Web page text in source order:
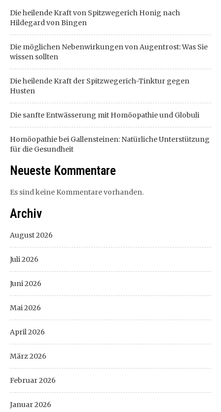
Die heilende Kraft von Spitzwegerich Honig nach
Hildegard von Bingen
Die möglichen Nebenwirkungen von Augentrost: Was Sie
wissen sollten
Die heilende Kraft der Spitzwegerich-Tinktur gegen
Husten
Die sanfte Entwässerung mit Homöopathie und Globuli
Homöopathie bei Gallensteinen: Natürliche Unterstützung
für die Gesundheit
Neueste Kommentare
Es sind keine Kommentare vorhanden.
Archiv
August 2026
Juli 2026
Juni 2026
Mai 2026
April 2026
März 2026
Februar 2026
Januar 2026